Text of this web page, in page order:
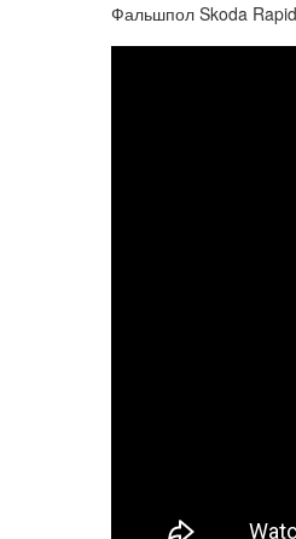
Фальшпол Skoda Rapid